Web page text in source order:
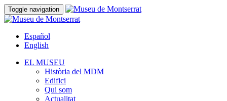
Toggle navigation
Español
English
EL MUSEU
Història del MDM
Edifici
Qui som
Actualitat